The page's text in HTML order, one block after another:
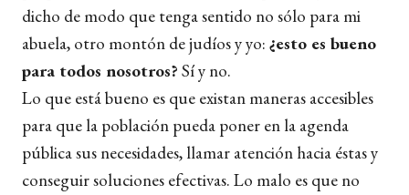
dicho de modo que tenga sentido no sólo para mi
abuela, otro montón de judíos y yo: ¿esto es bueno
para todos nosotros? Sí y no.
Lo que está bueno es que existan maneras accesibles
para que la población pueda poner en la agenda
pública sus necesidades, llamar atención hacia éstas y
conseguir soluciones efectivas. Lo malo es que no